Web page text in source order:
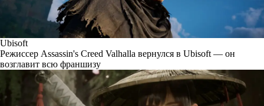
Ubisoft
Режиссер Assassin's Creed Valhalla вернулся в Ubisoft — он
возглавит всю франшизу